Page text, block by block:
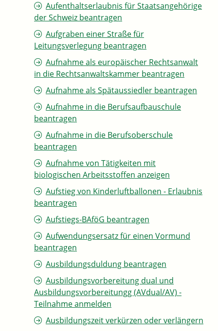
Aufenthaltserlaubnis für Staatsangehörige
der Schweiz beantragen
Aufgraben einer Straße für
Leitungsverlegung beantragen
Aufnahme als europäischer Rechtsanwalt
in die Rechtsanwaltskammer beantragen
Aufnahme als Spätaussiedler beantragen
Aufnahme in die Berufsaufbauschule
beantragen
Aufnahme in die Berufsoberschule
beantragen
Aufnahme von Tätigkeiten mit
biologischen Arbeitsstoffen anzeigen
Aufstieg von Kinderluftballonen - Erlaubnis
beantragen
Aufstiegs-BAföG beantragen
Aufwendungsersatz für einen Vormund
beantragen
Ausbildungsduldung beantragen
Ausbildungsvorbereitung dual und
Ausbildungsvorbereitungg (AVdual/AV) -
Teilnahme anmelden
Ausbildungszeit verkürzen oder verlängern